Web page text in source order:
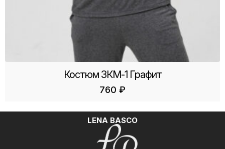
Костюм ЗКМ-1 Графит
760 ₽
LENA BASCO